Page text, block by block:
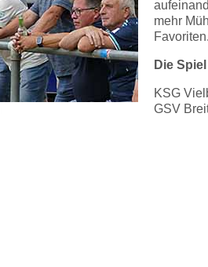
mehr
Favoriten.
Die
KSG
GSV